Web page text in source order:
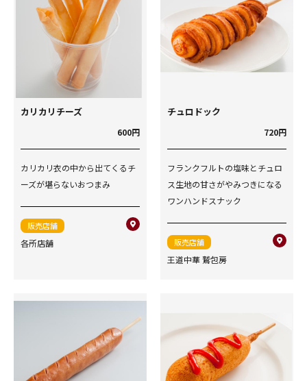
カリカリチーズ
600円
カリカリ衣の中から出てくるチ
ーズが堪らないおつまみ
販売店舗
各所店舗
チュロドック
720円
フランクフルトの塩味とチュロ
ス生地の甘さがやみつきになる
ワンハンドスナック
販売店舗
王道中華 鷲包房